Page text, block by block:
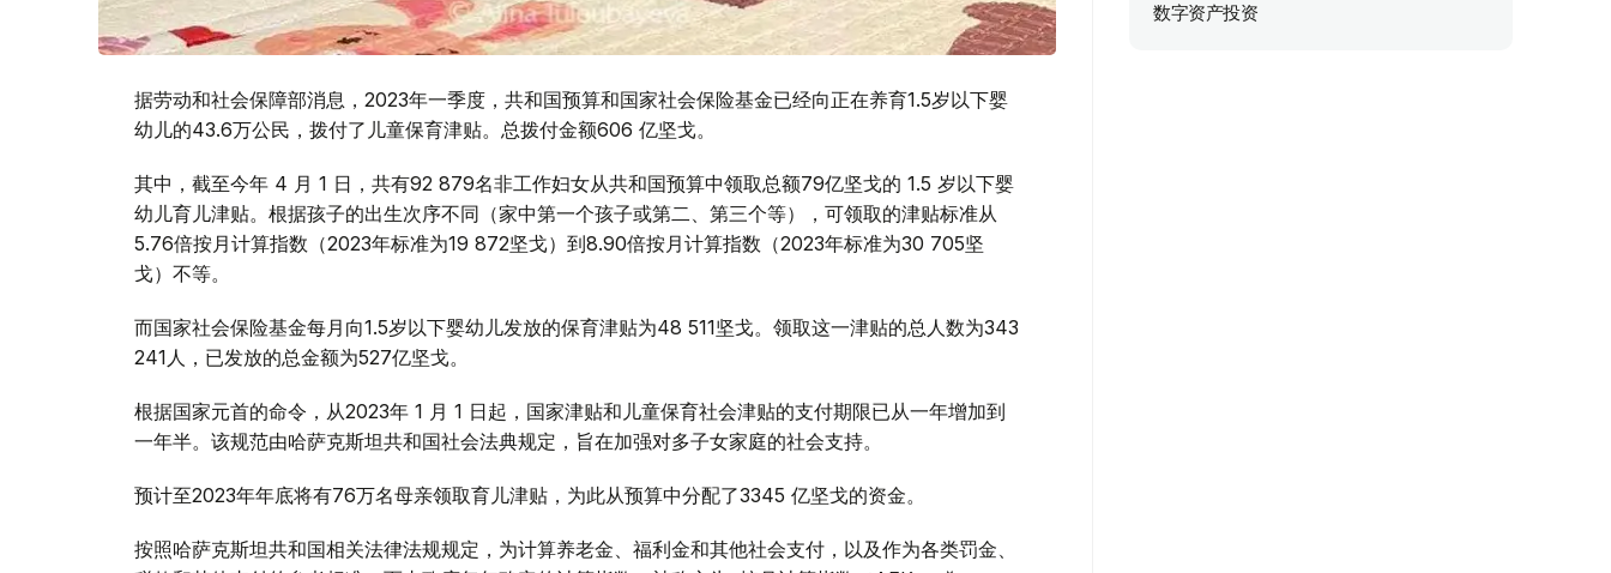
据劳动和社会保障部消息，2023年一季度，共和国预算和国家社会保险基金已经向正在养育1.5岁以下婴
幼儿的43.6万公民，拨付了儿童保育津贴。总拨付金额606 亿坚戈。
其中，截至今年 4 月 1 日，共有92 879名非工作妇女从共和国预算中领取总额79亿坚戈的 1.5 岁以下婴
幼儿育儿津贴。根据孩子的出生次序不同（家中第一个孩子或第二、第三个等），可领取的津贴标准从
5.76倍按月计算指数（2023年标准为19 872坚戈）到8.90倍按月计算指数（2023年标准为30 705坚
戈）不等。
而国家社会保险基金每月向1.5岁以下婴幼儿发放的保育津贴为48 511坚戈。领取这一津贴的总人数为343
241人，已发放的总金额为527亿坚戈。
根据国家元首的命令，从2023年 1 月 1 日起，国家津贴和儿童保育社会津贴的支付期限已从一年增加到
一年半。该规范由哈萨克斯坦共和国社会法典规定，旨在加强对多子女家庭的社会支持。
预计至2023年年底将有76万名母亲领取育儿津贴，为此从预算中分配了3345 亿坚戈的资金。
按照哈萨克斯坦共和国相关法律法规规定，为计算养老金、福利金和其他社会支付，以及作为各类罚金、
数字资产投资